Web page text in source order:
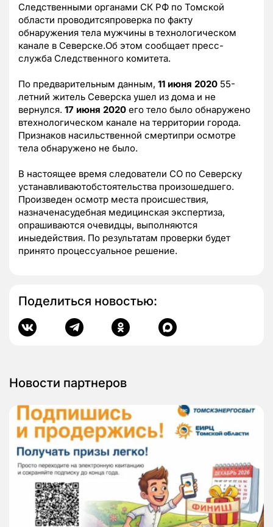
Следственными органами СК РФ по Томской
области проводитсяпроверка по факту
обнаружения тела мужчины в технологическом
канале в Северске.Об этом сообщает пресс-
служба Следственного комитета.
По предварительным данным, 11 июня 2020 55-
летний житель Северска ушел из дома и не
вернулся. 17 июня 2020 его тело было обнаружено
втехнологическом канале на территории города.
Признаков насильственной смертипри осмотре
тела обнаружено не было.
В настоящее время следователи СО по Северску
устанавливаютобстоятельства произошедшего.
Произведен осмотр места происшествия,
назначенасудебная медицинская экспертиза,
опрашиваются очевидцы, выполняются
иныедействия. По результатам проверки будет
принято процессуальное решение.
Поделиться новостью:
Новости партнеров